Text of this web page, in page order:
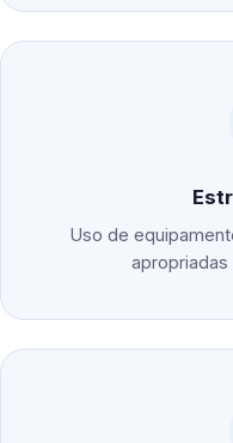
Uso de
apropriadas